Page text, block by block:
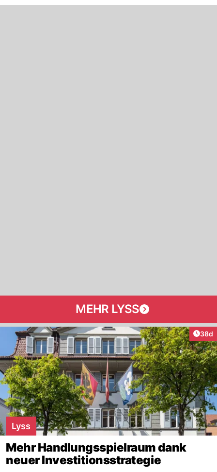
MEHR LYSS
38d
Lyss
Mehr Handlungsspielraum dank
neuer Investitionsstrategie